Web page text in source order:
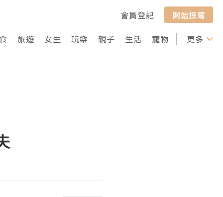
會員登記
開始撰寫
旅遊 女生 玩樂 親子 生活 寵物 行山 打卡
更多